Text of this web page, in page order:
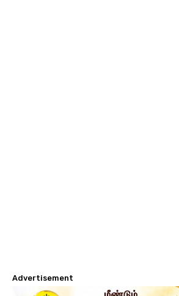
Advertisement